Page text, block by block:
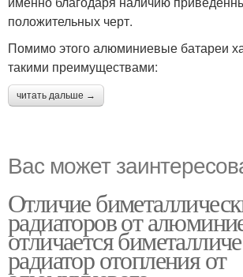
положительных черт.
Помимо этого алюминиевые батареи
такими преимуществами:
читать дальше →
Вас может
Отличие
радиаторов от
отличается
радиатор отопления от